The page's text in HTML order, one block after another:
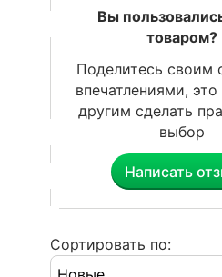
Вы
товаром?
Поделитесь своим
впечатлениями,
другим сделать
выбор
Написать
Сортировать по: